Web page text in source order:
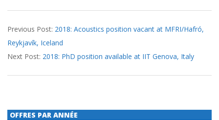
06-
25
Previous Post: 2018: Acoustics position vacant at MFRI/Hafró,
Reykjavík, Iceland
Next Post: 2018: PhD position available at IIT Genova, Italy
OFFRES PAR ANNÉE